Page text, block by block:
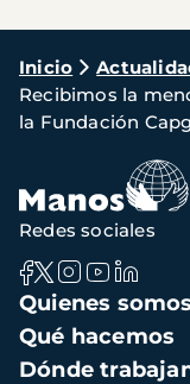
Ruta
de
Inicio
Recibimos la
la Fundación
Navegación
principal
Quienes somos
Qué hacemos
Dónde
Redes sociales